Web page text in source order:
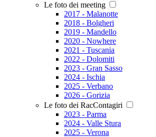
Le foto dei meeting
2017 - Malanotte
2018 - Bolgheri
2019 - Mandello
2020 - Nowhere
2021 - Tuscania
2022 - Dolomiti
2023 - Gran Sasso
2024 - Ischia
2025 - Verbano
2026 - Gorizia
Le foto dei RacContagiri
2023 - Parma
2024 - Valle Stura
2025 - Verona